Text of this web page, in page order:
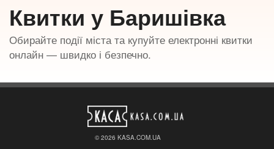
Квитки у Баришівка
Обирайте події міста та купуйте електронні квитки
онлайн — швидко і безпечно.
© 2026 KASA.COM.UA